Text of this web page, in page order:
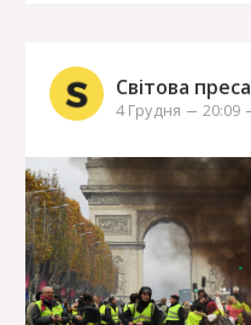
Світова преса
4 Грудня 20:09